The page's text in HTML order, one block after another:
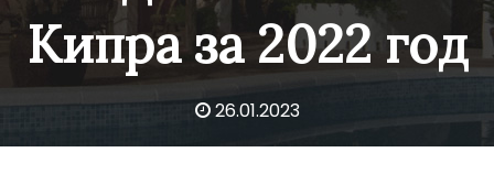
Кипра за 2022 год
26.01.2023